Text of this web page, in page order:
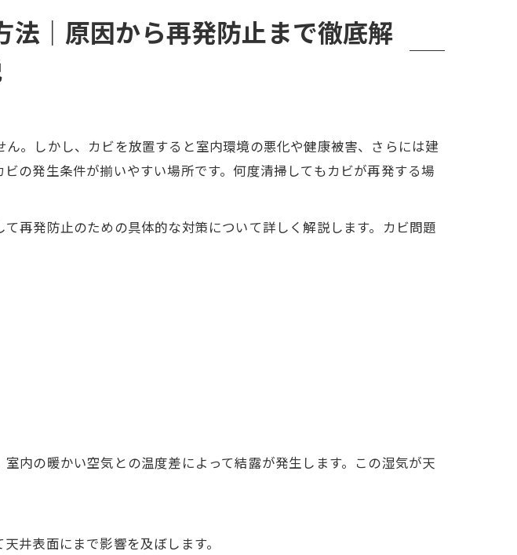
｜原因から再発防止まで徹底解
。しかし、カビを放置すると室内環境の悪化や健康被害、さらには建
の発生条件が揃いやすい場所です。何度清掃してもカビが再発する場
再発防止のための具体的な対策について詳しく解説します。カビ問題
内の暖かい空気との温度差によって結露が発生します。この湿気が天
井表面にまで影響を及ぼします。